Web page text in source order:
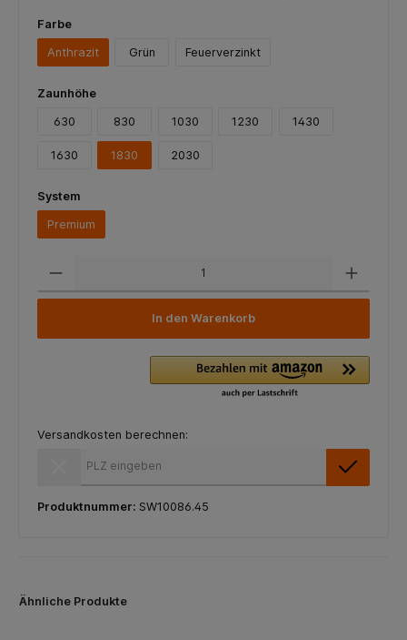
Farbe
Anthrazit Grün Feuerverzinkt
Zaunhöhe
630 830 1030 1230 1430
1630 1830 2030
System
Premium
In den Warenkorb
Versandkosten berechnen:
Produktnummer: SW10086.45
Ähnliche Produkte